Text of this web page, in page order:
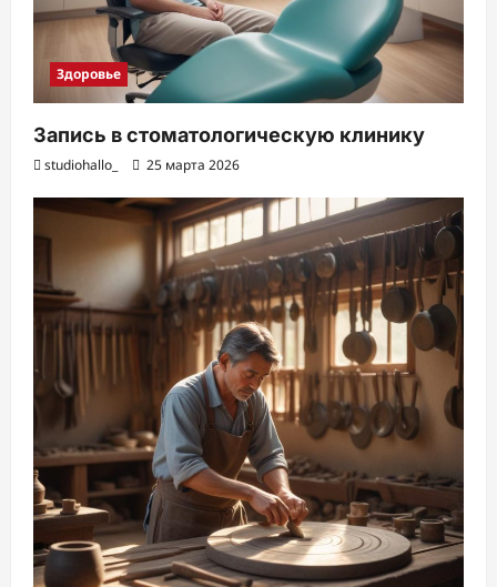
Здоровье
Запись в стоматологическую клинику
studiohallo_ 25 марта 2026